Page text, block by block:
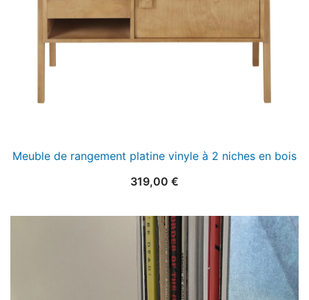
Meuble de rangement platine vinyle à 2 niches en bois
319,00 €